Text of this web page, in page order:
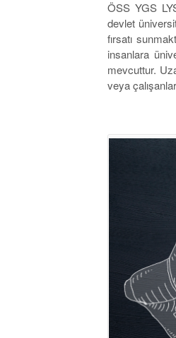
ÖSS YGS
devlet
fırsatı
insanlara
mevcuttur.
veya